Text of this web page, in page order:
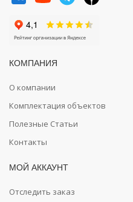
КОМПАНИЯ
О компании
Комплектация объектов
Полезные Статьи
Контакты
МОЙ АККАУНТ
Отследить заказ